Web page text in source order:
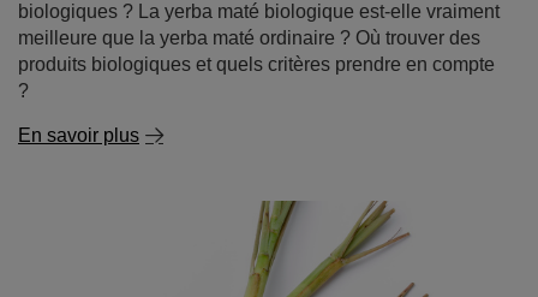
biologiques ? La yerba maté biologique est-elle vraiment
meilleure que la yerba maté ordinaire ? Où trouver des
produits biologiques et quels critères prendre en compte
?
En savoir plus